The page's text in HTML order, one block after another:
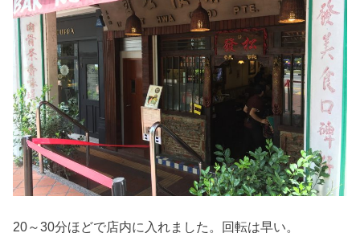
20～30分ほどで店内に入れました。回転は早い。